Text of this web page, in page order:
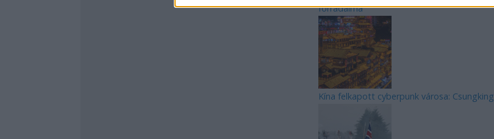
forradalma
Kína felkapott cyberpunk városa: Csungking